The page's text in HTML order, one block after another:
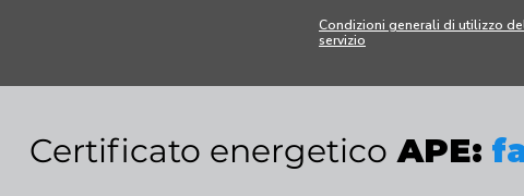
Condizioni generali di utilizzo
servizio
Certificato energetico APE: